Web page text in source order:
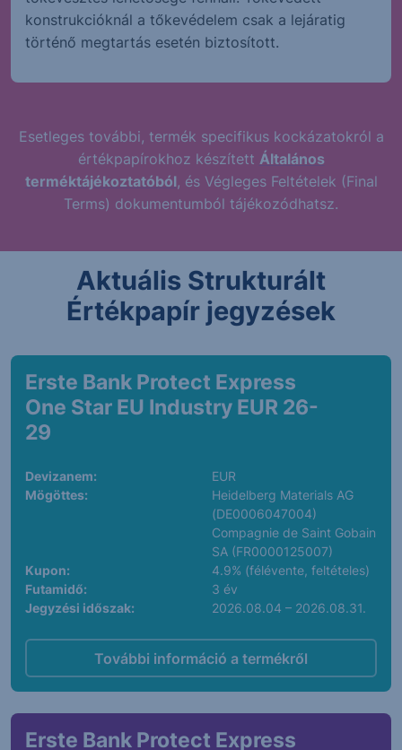
konstrukcióknál a tőkevédelem csak a lejáratig
történő megtartás esetén biztosított.
Esetleges további, termék specifikus kockázatokról a
értékpapírokhoz készített Általános
terméktájékoztatóból, és Végleges Feltételek (Final
Terms) dokumentumból tájékozódhatsz.
Aktuális Strukturált
Értékpapír jegyzések
Erste Bank Protect Express
One Star EU Industry EUR 26-
29
Devizanem:
EUR
Mögöttes:
Heidelberg Materials AG
(DE0006047004)
Compagnie de Saint Gobain
SA (FR0000125007)
Kupon:
4.9% (félévente, feltételes)
Futamidő:
3 év
Jegyzési időszak:
2026.08.04 – 2026.08.31.
További információ a termékről
Erste Bank Protect Express